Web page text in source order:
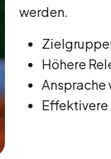
werden.
Höhere
Ansprache
Effektivere